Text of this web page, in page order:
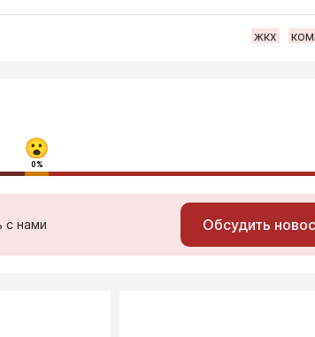
жкх
0%
с нами Обсудить